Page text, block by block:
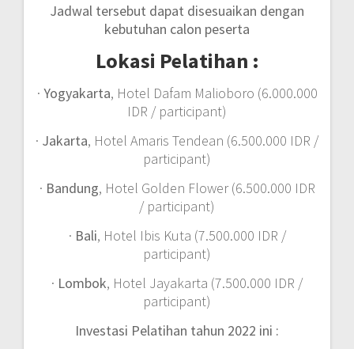
Jadwal tersebut dapat disesuaikan dengan
kebutuhan calon peserta
Lokasi Pelatihan :
· Yogyakarta, Hotel Dafam Malioboro (6.000.000
IDR / participant)
· Jakarta, Hotel Amaris Tendean (6.500.000 IDR /
participant)
· Bandung, Hotel Golden Flower (6.500.000 IDR
/ participant)
· Bali, Hotel Ibis Kuta (7.500.000 IDR /
participant)
· Lombok, Hotel Jayakarta (7.500.000 IDR /
participant)
Investasi Pelatihan tahun 2022 ini :